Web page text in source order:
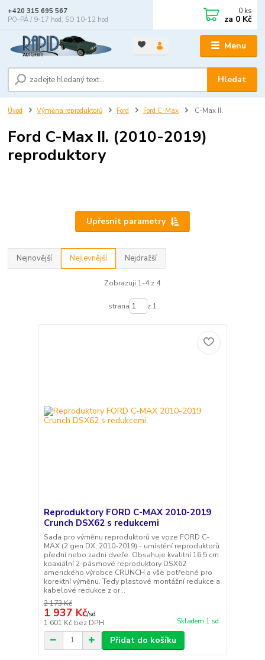
Menu
Hledat
+420 315 695 567
PO-PÁ / 9-17 hod, SO 10-12 hod
0 ks
za 0 Kč
Úvod Výměna reproduktorů Ford Ford C-Max C-Max II.
Ford C-Max II. (2010-2019)
reproduktory
Upřesnit parametry
Nejnovější Nejlevnější Nejdražší
Zobrazuji 1-4 z 4
strana z 1
Reproduktory FORD C-MAX 2010-2019
Crunch DSX62 s redukcemi
Sada pro výměnu reproduktorů ve voze FORD C-
MAX (2.gen DX, 2010-2019) - umístění reproduktorů
přední nebo zadni dveře. Obsahuje kvalitní 16.5 cm
koaxiální 2-pásmové reproduktory DSX62
amerického výrobce CRUNCH a vše potřebné pro
korektní výměnu. Tedy plastové montážní redukce a
kabelové redukce z or...
2 173 Kč
1 937 Kč/sd
1 601 Kč bez DPH Skladem 1 sd
Přidat do košíku